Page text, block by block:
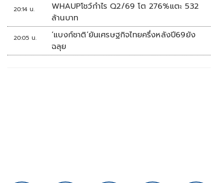
20:14 น.
WHAUPโชว์กำไร Q2/69 โต 276%แตะ 532
ล้านบาท
20:05 น.
‘แบงก์ชาติ’ยันเศรษฐกิจไทยครึ่งหลังปี69ยัง
ฉลุย